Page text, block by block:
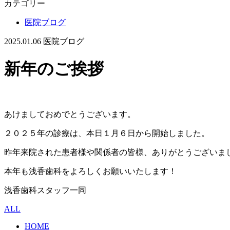
カテゴリー
医院ブログ
2025.01.06 医院ブログ
新年のご挨拶
あけましておめでとうございます。
２０２５年の診療は、本日１月６日から開始しました。
昨年来院された患者様や関係者の皆様、ありがとうございま
本年も浅香歯科をよろしくお願いいたします！
浅香歯科スタッフ一同
ALL
HOME